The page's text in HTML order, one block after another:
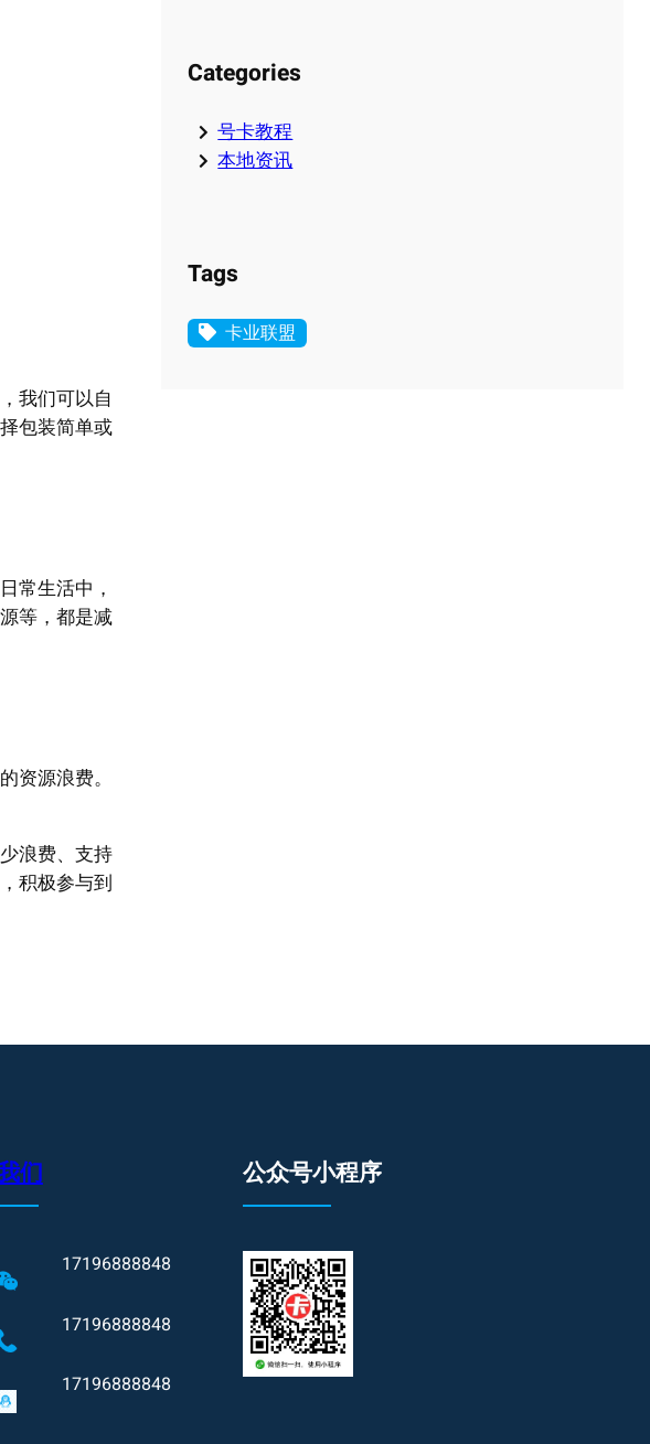
我们可以自
包装简单或
常生活中，
等，都是减
资源浪费。
浪费、支持
积极参与到
Categories
号卡教程
本地资讯
Tags
卡业联盟
们
17196888848
17196888848
17196888848
公众号小程序